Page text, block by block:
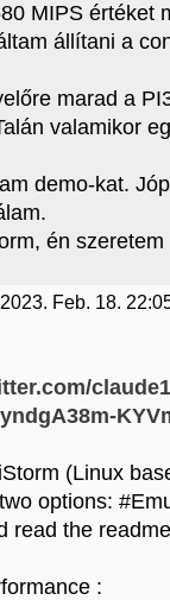
MIPS értéket
állítani a
marad a
valamikor
demo-kat.
én szeretem
Feb. 18.
(Linux
options:
read the
: